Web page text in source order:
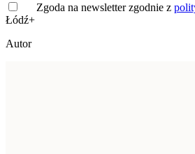
Zgoda na newsletter zgodnie z
Łódź+
Autor